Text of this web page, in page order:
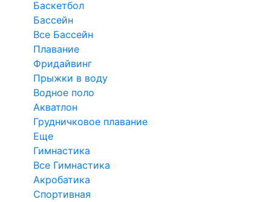
Баскетбол
Бассейн
Все Бассейн
Плавание
Фридайвинг
Прыжки в воду
Водное поло
Акватлон
Грудничковое плавание
Еще
Гимнастика
Все Гимнастика
Акробатика
Спортивная